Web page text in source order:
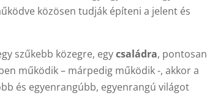
közösen tudják építeni a jelent és
szűkebb közegre, egycsaládra, pontosan
működik – márpedig működik -, akkor a
és egyenrangúbb, egyenrangú világot